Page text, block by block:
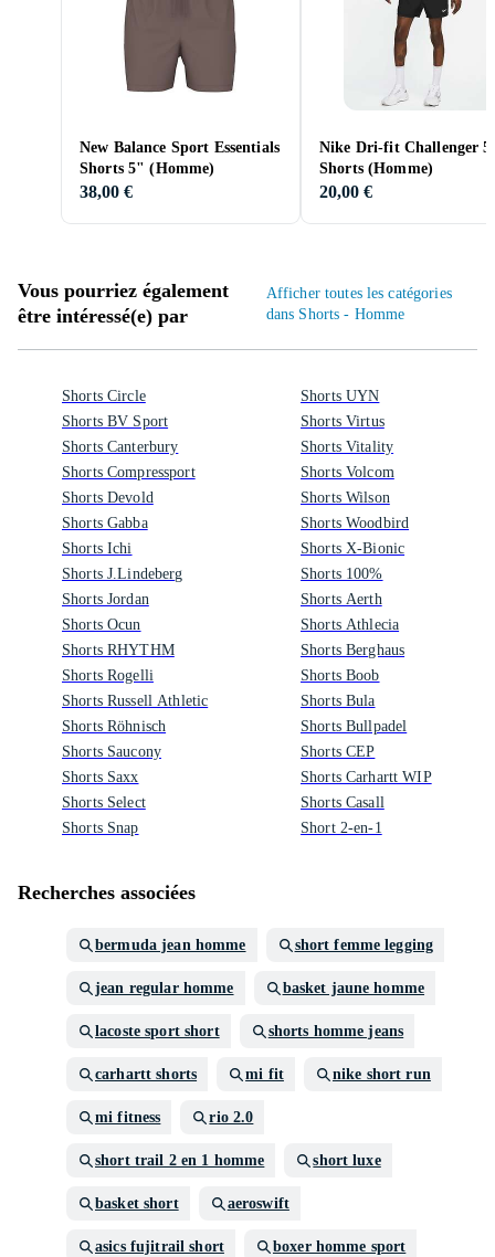
New Balance Sport Essentials
Shorts 5" (Homme)
38,00 €
Nike Dri-fit Challenger 5
Shorts (Homme)
20,00 €
Vous pourriez également
être intéressé(e) par
Afficher toutes les catégories
dans Shorts - Homme
Shorts Circle
Shorts BV Sport
Shorts Canterbury
Shorts Compressport
Shorts Devold
Shorts Gabba
Shorts Ichi
Shorts J.Lindeberg
Shorts Jordan
Shorts Ocun
Shorts RHYTHM
Shorts Rogelli
Shorts Russell Athletic
Shorts Röhnisch
Shorts Saucony
Shorts Saxx
Shorts Select
Shorts Snap
Shorts UYN
Shorts Virtus
Shorts Vitality
Shorts Volcom
Shorts Wilson
Shorts Woodbird
Shorts X-Bionic
Shorts 100%
Shorts Aerth
Shorts Athlecia
Shorts Berghaus
Shorts Boob
Shorts Bula
Shorts Bullpadel
Shorts CEP
Shorts Carhartt WIP
Shorts Casall
Short 2-en-1
Recherches associées
bermuda jean homme short femme legging
jean regular homme basket jaune homme
lacoste sport short shorts homme jeans
carhartt shorts mi fit nike short run
mi fitness rio 2.0
short trail 2 en 1 homme short luxe
basket short aeroswift
asics fujitrail short boxer homme sport